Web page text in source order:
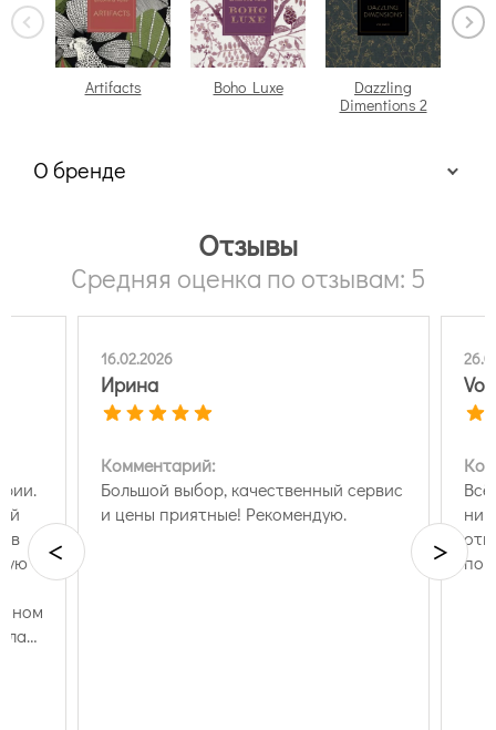
Artifacts Boho Luxe
Dazzling
Dimentions 2
О бренде
Отзывы
Средняя оценка по отзывам: 5
в
16.02.2026
Ирина
Комментарий:
Большой выбор, качественный сервис
и цены приятные! Рекомендую.
< >